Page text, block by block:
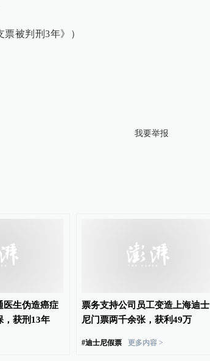
被判刑3年》）
我要举报
医生伪造癌症
，获刑13年
票务支持公司员工变造上海迪士
尼门票两千余张，获利49万
#迪士尼假票 更多内容 >